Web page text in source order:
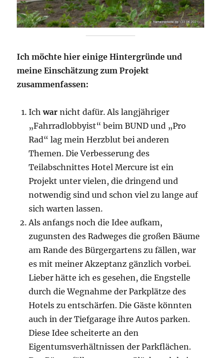
Ich möchte hier einige Hintergründe und
meine Einschätzung zum Projekt
zusammenfassen:
Ichwar nicht dafür. Als langjähriger
„Fahrradlobbyist“ beim BUND und „Pro
Rad“ lag mein Herzblut bei anderen
Themen. Die Verbesserung des
Teilabschnittes Hotel Mercure ist ein
Projekt unter vielen, die dringend und
notwendig sind und schon viel zu lange auf
sich warten lassen.
Als anfangs noch die Idee aufkam,
zugunsten des Radweges die großen Bäume
am Rande des Bürgergartens zu fällen, war
es mit meiner Akzeptanz gänzlich vorbei.
Lieber hätte ich es gesehen, die Engstelle
durch die Wegnahme der Parkplätze des
Hotels zu entschärfen. Die Gäste könnten
auch in der Tiefgarage ihre Autos parken.
Diese Idee scheiterte an den
Eigentumsverhältnissen der Parkflächen.